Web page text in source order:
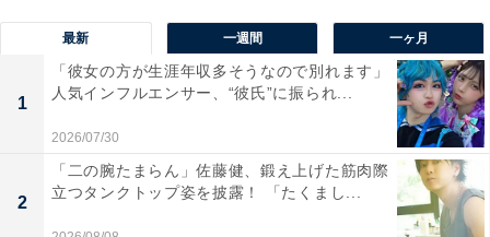
最新 一週間 一ヶ月
1
「彼女の方が生涯年収多そうなので別れます」
人気インフルエンサー、“彼氏”に振られ...
2026/07/30
2
「二の腕たまらん」佐藤健、鍛え上げた筋肉際
立つタンクトップ姿を披露！ 「たくまし...